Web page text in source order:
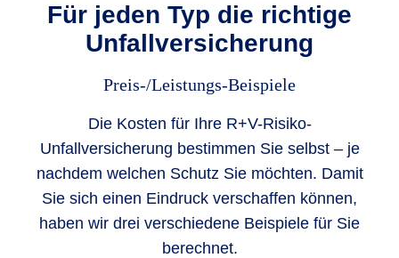
Für jeden Typ die richtige
Unfallversicherung
Preis-/Leistungs-Beispiele
Die Kosten für Ihre R+V-Risiko-
Unfallversicherung bestimmen Sie selbst – je
nachdem welchen Schutz Sie möchten. Damit
Sie sich einen Eindruck verschaffen können,
haben wir drei verschiedene Beispiele für Sie
berechnet.